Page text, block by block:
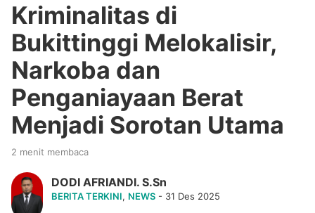
Kriminalitas di
Bukittinggi Melokalisir,
Narkoba dan
Penganiayaan Berat
Menjadi Sorotan Utama
2 menit membaca
DODI AFRIANDI. S.Sn
BERITA TERKINI, NEWS - 31 Des 2025